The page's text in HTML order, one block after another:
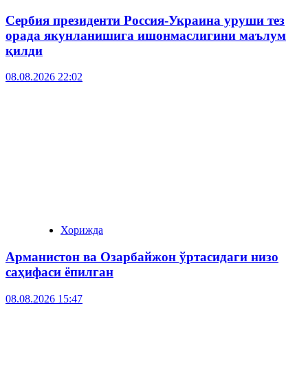
Сербия президенти Россия-Украина уруши тез
орада якунланишига ишонмаслигини маълум
қилди
08.08.2026 22:02
Хорижда
Арманистон ва Озарбайжон ўртасидаги низо
саҳифаси ёпилган
08.08.2026 15:47